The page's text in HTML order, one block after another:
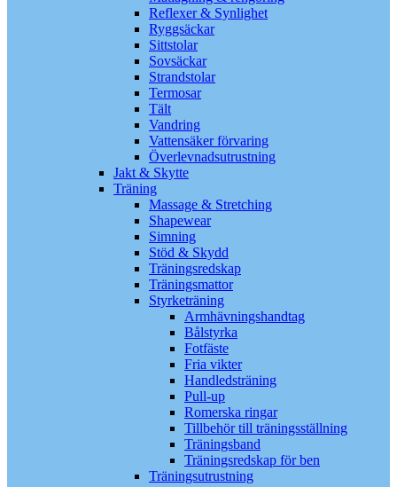
Reflexer & Synlighet
Ryggsäckar
Sittstolar
Sovsäckar
Strandstolar
Termosar
Tält
Vandring
Vattensäker förvaring
Överlevnadsutrustning
Jakt & Skytte
Träning
Massage & Stretching
Shapewear
Simning
Stöd & Skydd
Träningsredskap
Träningsmattor
Styrketräning
Armhävningshandtag
Bålstyrka
Fotfäste
Fria vikter
Handledsträning
Pull-up
Romerska ringar
Tillbehör till träningsställning
Träningsband
Träningsredskap för ben
Träningsutrustning